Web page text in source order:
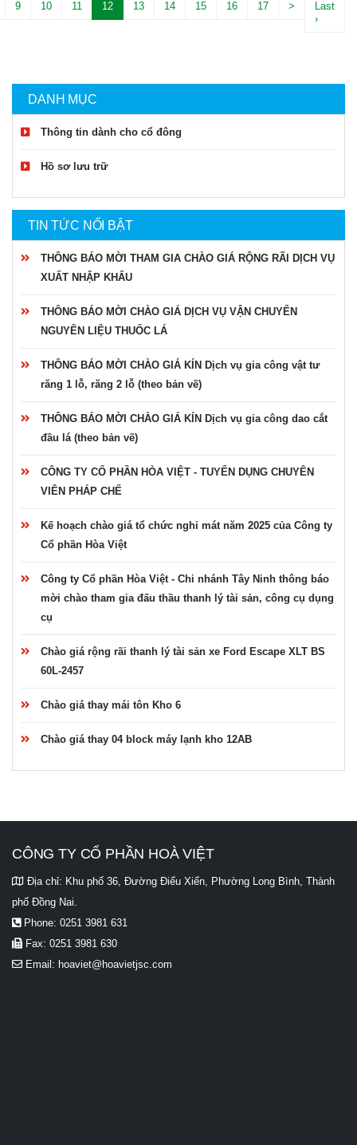
DANH MỤC
Thông tin dành cho cổ đông
Hồ sơ lưu trữ
TIN TỨC NỔI BẬT
THÔNG BÁO MỜI THAM GIA CHÀO GIÁ RỘNG RÃI DỊCH VỤ
XUẤT NHẬP KHẨU
THÔNG BÁO MỜI CHÀO GIÁ DỊCH VỤ VẬN CHUYỂN
NGUYÊN LIỆU THUỐC LÁ
THÔNG BÁO MỜI CHÀO GIÁ KÍN Dịch vụ gia công vật tư
răng 1 lỗ, răng 2 lỗ (theo bản vẽ)
THÔNG BÁO MỜI CHÀO GIÁ KÍN Dịch vụ gia công dao cắt
đầu lá (theo bản vẽ)
CÔNG TY CỔ PHẦN HÒA VIỆT - TUYỂN DỤNG CHUYÊN
VIÊN PHÁP CHẾ
Kế hoạch chào giá tổ chức nghỉ mát năm 2025 của Công ty
Cổ phần Hòa Việt
Công ty Cổ phần Hòa Việt - Chi nhánh Tây Ninh thông báo
mời chào tham gia đấu thầu thanh lý tài sản, công cụ dụng
cụ
Chào giá rộng rãi thanh lý tài sản xe Ford Escape XLT BS
60L-2457
Chào giá thay mái tôn Kho 6
Chào giá thay 04 block máy lạnh kho 12AB
9 10 11 12 13 14 15 16 17 >
Last
›
CÔNG TY CỔ PHẦN HOÀ VIỆT
Địa chỉ: Khu phố 36, Đường Điểu Xiển, Phường Long Bình, Thành
phố Đồng Nai.
Phone: 0251 3981 631
Fax: 0251 3981 630
Email: hoaviet@hoavietjsc.com